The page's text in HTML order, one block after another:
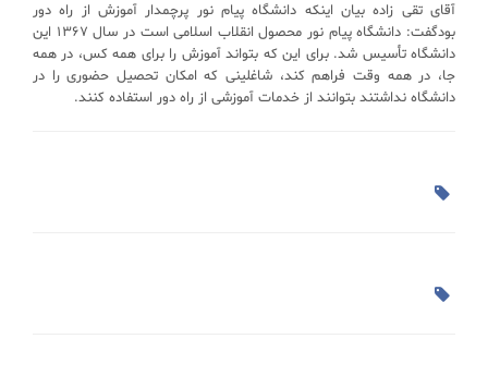
آقای تقی زاده بیان اینکه دانشگاه پیام نور پرچمدار آموزش از راه دور
بودگفت: دانشگاه پیام نور محصول انقلاب اسلامی است در سال ۱۳۶۷ این
دانشگاه تأسیس شد. برای این که بتواند آموزش را برای همه کس، در همه
جا، در همه وقت فراهم کند، شاغلینی که امکان تحصیل حضوری را در
دانشگاه نداشتند بتوانند از خدمات آموزشی از راه دور استفاده کنند.